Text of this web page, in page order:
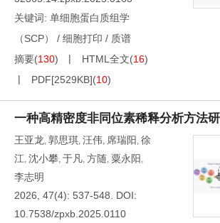
关键词: 单细胞蛋白质组学
（SCP）
/ 细胞打印 / 质谱
摘要(130) HTML全文(16)
PDF[2529KB](10)
一种高精密度非同位素稀释分析方法
王亚龙, 郭思琪, 汪伟, 席瑞阳, 徐
江, 沈小攀, 于凡, 方随, 粟永阳,
李志明
2026, 47(4): 537-548.
DOI:
10.7538/zpxb.2025.0110